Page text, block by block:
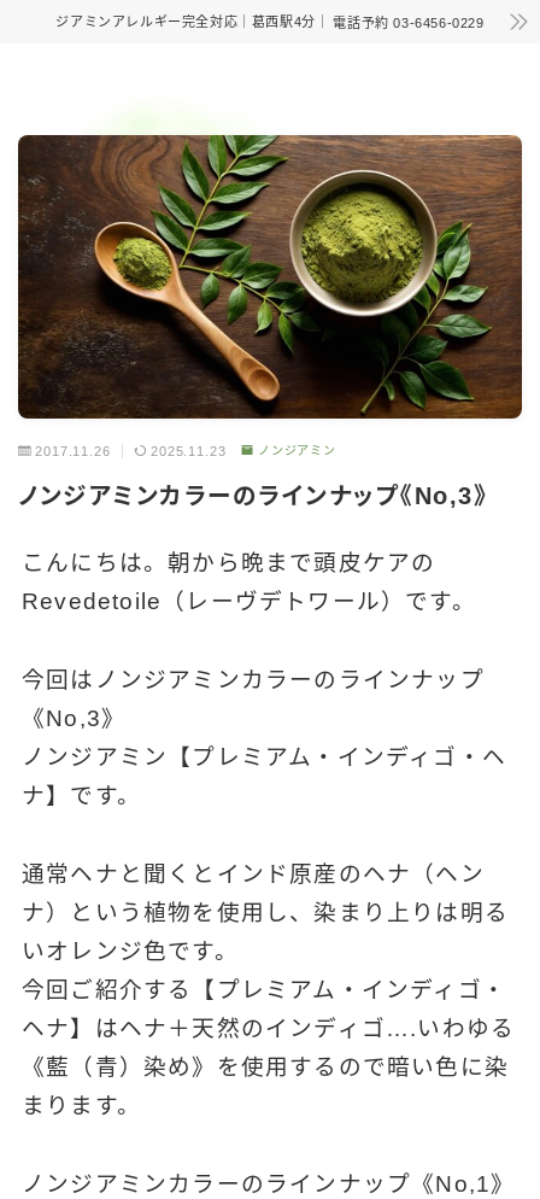
ジアミンアレルギー完全対応｜葛西駅4分｜ 電話予約 03-6456-0229
2017.11.26 2025.11.23 ノンジアミン
ノンジアミンカラーのラインナップ《No,3》
こんにちは。朝から晩まで頭皮ケアの
Revedetoile（レーヴデトワール）です。
今回はノンジアミンカラーのラインナップ
《No,3》
ノンジアミン【プレミアム・インディゴ・ヘ
ナ】です。
通常ヘナと聞くとインド原産のヘナ（ヘン
ナ）という植物を使用し、染まり上りは明る
いオレンジ色です。
今回ご紹介する【プレミアム・インディゴ・
ヘナ】はヘナ＋天然のインディゴ….いわゆる
《藍（青）染め》を使用するので暗い色に染
まります。
ノンジアミンカラーのラインナップ《No,1》